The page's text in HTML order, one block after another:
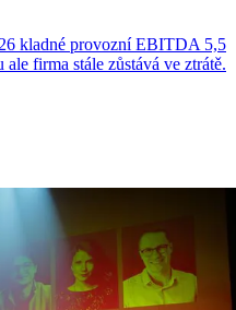
kladné provozní EBITDA 5,5
firma stále zůstává ve ztrátě.